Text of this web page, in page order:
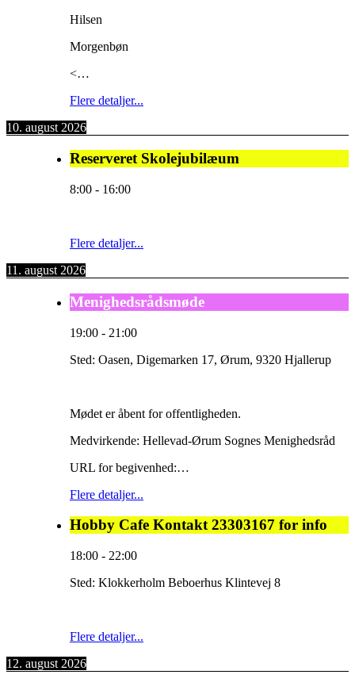
Hilsen
Morgenbøn
<…
Flere detaljer...
10. august 2026
Reserveret Skolejubilæum
8:00 - 16:00
Flere detaljer...
11. august 2026
Menighedsrådsmøde
19:00 - 21:00
Sted: Oasen, Digemarken 17, Ørum, 9320 Hjallerup
Mødet er åbent for offentligheden.
Medvirkende: Hellevad-Ørum Sognes Menighedsråd
URL for begivenhed:…
Flere detaljer...
Hobby Cafe Kontakt 23303167 for info
18:00 - 22:00
Sted: Klokkerholm Beboerhus Klintevej 8
Flere detaljer...
12. august 2026